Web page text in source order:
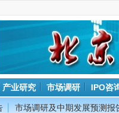
产业研究 市场调研 IPO咨
市场调研及中期发展预测报